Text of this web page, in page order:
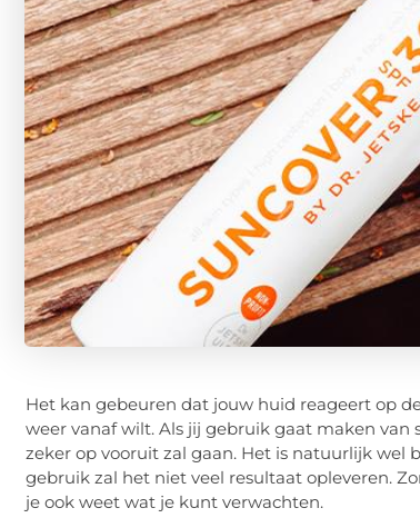
Het kan gebeuren dat jouw huid reageert op
weer vanaf wilt. Als jij gebruik gaat maken
zeker op vooruit zal gaan. Het is natuurlijk
gebruik zal het niet veel resultaat opleveren.
je ook weet wat je kunt verwachten.